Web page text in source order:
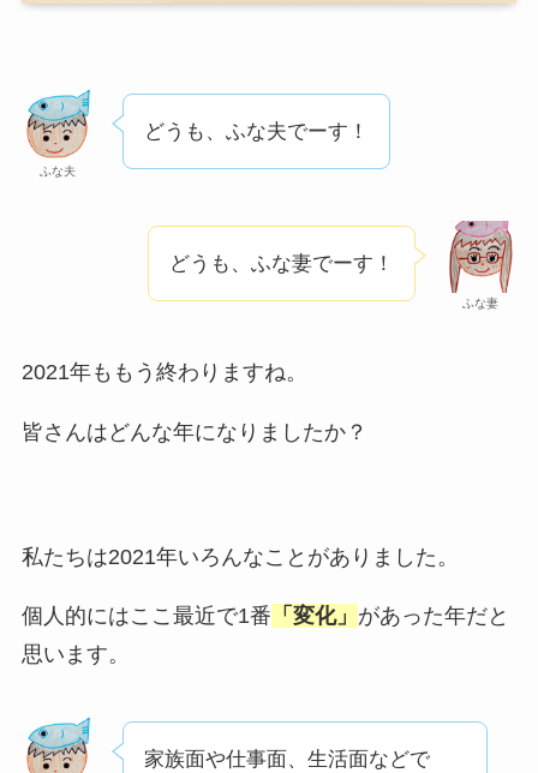
ふな夫
どうも、ふな夫でーす！
ふな妻
どうも、ふな妻でーす！
2021年ももう終わりますね。
皆さんはどんな年になりましたか？
私たちは2021年いろんなことがありました。
個人的にはここ最近で1番 「変化」 があった年だと
思います。
家族面や仕事面、生活面などで